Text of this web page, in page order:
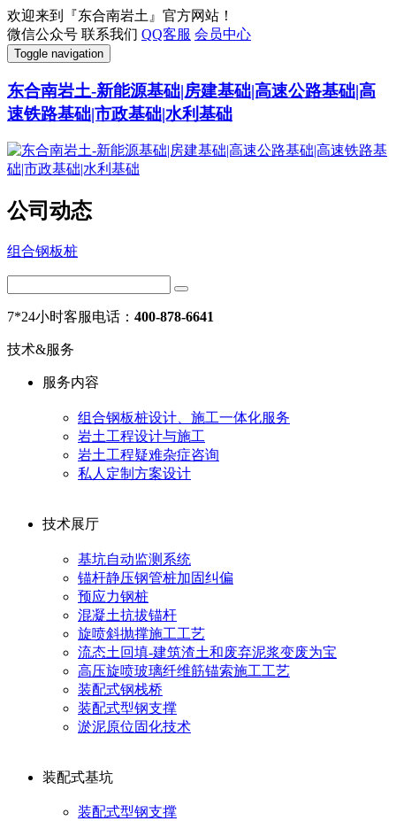
欢迎来到『东合南岩土』官方网站！
微信公众号 联系我们 QQ客服 会员中心
Toggle navigation
东合南岩土-新能源基础|房建基础|高速公路基础|高
速铁路基础|市政基础|水利基础
公司动态
组合钢板桩
7*24小时客服电话： 400-878-6641
技术&服务
服务内容
组合钢板桩设计、施工一体化服务
岩土工程设计与施工
岩土工程疑难杂症咨询
私人定制方案设计
技术展厅
基坑自动监测系统
锚杆静压钢管桩加固纠偏
预应力钢桩
混凝土抗拔锚杆
旋喷斜抛撑施工工艺
流态土回填-建筑渣土和废弃泥浆变废为宝
高压旋喷玻璃纤维筋锚索施工工艺
装配式钢栈桥
装配式型钢支撑
淤泥原位固化技术
装配式基坑
装配式型钢支撑